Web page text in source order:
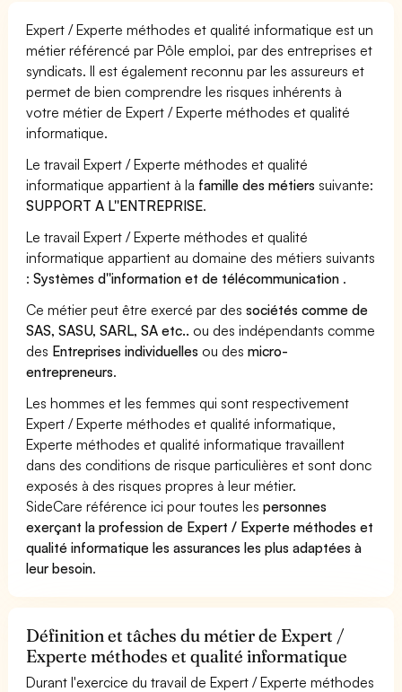
Expert / Experte méthodes et qualité informatique est un
métier référencé par Pôle emploi, par des entreprises et
syndicats. Il est également reconnu par les assureurs et
permet de bien comprendre les risques inhérents à
votre métier de Expert / Experte méthodes et qualité
informatique.
Le travail Expert / Experte méthodes et qualité
informatique appartient à la famille des métiers suivante:
SUPPORT A L''ENTREPRISE.
Le travail Expert / Experte méthodes et qualité
informatique appartient au domaine des métiers suivants
:Systèmes d''information et de télécommunication .
Ce métier peut être exercé par dessociétés comme de
SAS, SASU, SARL, SA etc.. ou des indépendants comme
des Entreprises individuelles ou desmicro-
entrepreneurs.
Les hommes et les femmes qui sont respectivement
Expert / Experte méthodes et qualité informatique,
Experte méthodes et qualité informatique travaillent
dans des conditions de risque particulières et sont donc
exposés à des risques propres à leur métier.
SideCare référence ici pour toutes lespersonnes
exerçant la profession de Expert / Experte méthodes et
qualité informatique les assurances les plus adaptées à
leur besoin.
Définition et tâches du métier de Expert /
Experte méthodes et qualité informatique
Durant l'exercice du travail de Expert / Experte méthodes